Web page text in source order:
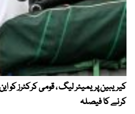
کرنے کا فیصلہ